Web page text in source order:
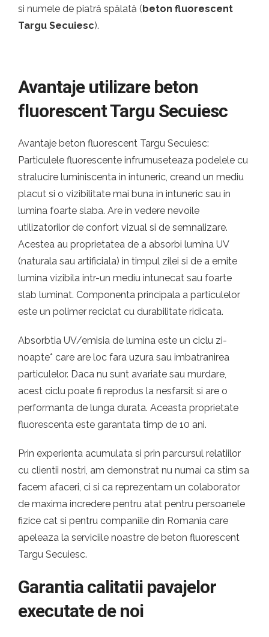
si numele de piatră spălată (beton fluorescent
Targu Secuiesc).
Avantaje utilizare beton
fluorescent Targu Secuiesc
Avantaje beton fluorescent Targu Secuiesc:
Particulele fluorescente infrumuseteaza podelele cu
stralucire luminiscenta in intuneric, creand un mediu
placut si o vizibilitate mai buna in intuneric sau in
lumina foarte slaba. Are in vedere nevoile
utilizatorilor de confort vizual si de semnalizare.
Acestea au proprietatea de a absorbi lumina UV
(naturala sau artificiala) in timpul zilei si de a emite
lumina vizibila intr-un mediu intunecat sau foarte
slab luminat. Componenta principala a particulelor
este un polimer reciclat cu durabilitate ridicata.
Absorbtia UV/emisia de lumina este un ciclu zi-
noapte* care are loc fara uzura sau imbatranirea
particulelor. Daca nu sunt avariate sau murdare,
acest ciclu poate fi reprodus la nesfarsit si are o
performanta de lunga durata. Aceasta proprietate
fluorescenta este garantata timp de 10 ani.
Prin experienta acumulata si prin parcursul relatiilor
cu clientii nostri, am demonstrat nu numai ca stim sa
facem afaceri, ci si ca reprezentam un colaborator
de maxima incredere pentru atat pentru persoanele
fizice cat si pentru companiile din Romania care
apeleaza la serviciile noastre de beton fluorescent
Targu Secuiesc.
Garantia calitatii pavajelor
executate de noi